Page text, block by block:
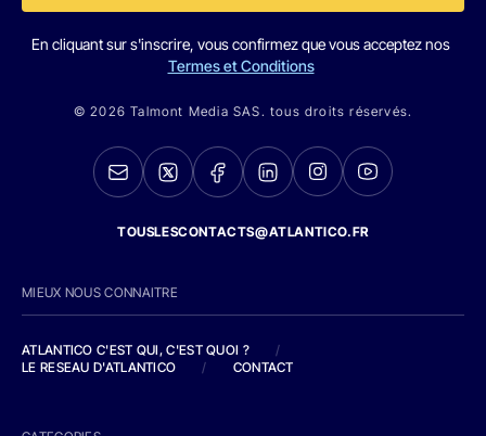
En cliquant sur s'inscrire, vous confirmez que vous acceptez nos
Termes et Conditions
© 2026 Talmont Media SAS. tous droits réservés.
TOUSLESCONTACTS@ATLANTICO.FR
MIEUX NOUS CONNAITRE
ATLANTICO C'EST QUI, C'EST QUOI ?
/
LE RESEAU D'ATLANTICO
/ CONTACT